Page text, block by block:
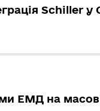
Schiller у
ЕМД на